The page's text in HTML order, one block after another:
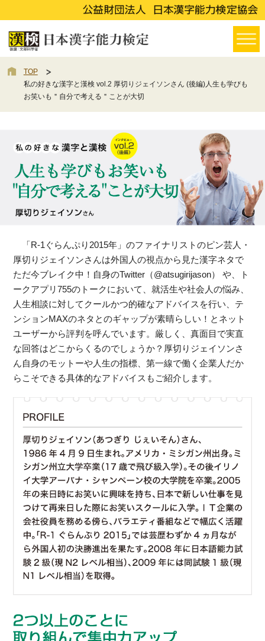
TOP
私の好きな漢字と漢検 vol.2 厚切りジェイソンさん (後編)人生も学びも
お笑いも＂自分で考える＂ことが大切
「R-1ぐらんぷり2015年」のファイナリストのピン芸人・
厚切りジェイソンさんは外国人の視点から見た漢字ネタで
ただ今ブレイク中！自身のTwitter（@atsugirijason） や、ト
ークアプリ755のトークにおいて、就活生や社会人の悩み、
人生相談に対してクールかつ的確なアドバイスを行い、テ
ンションMAXのネタとのギャップが素晴らしい！とネット
ユーザーから評判を呼んでいます。厳しく、真面目で実直
な回答はどこからくるのでしょうか？厚切りジェイソンさ
ん自身のモットーや人生の指標、第一線で働く企業人だか
らこそできる具体的なアドバイスもご紹介します。